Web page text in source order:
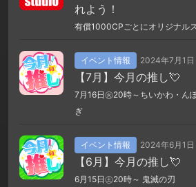
れよう！
有償1000CPごとにオリジナル
イベント情報 2024年7月1
【7月】今月の推し💘
7月16日㊋20時～ちいかわ・ん
ぎ
イベント情報 2024年6月1
【6月】今月の推し💘
6月15日㊏20時～ 鬼滅の刃